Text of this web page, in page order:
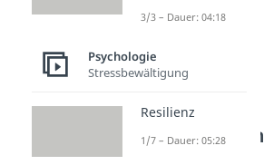
Differentielle
Veränderungen
3/3 – Dauer: 04:18
Psychologie
Stressbewältigung
Resilienz
1/7 – Dauer: 05:28